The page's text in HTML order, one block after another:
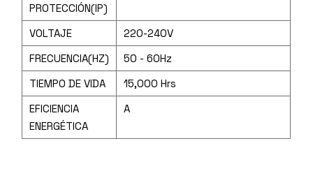
PROTECCIÓN(IP)
VOLTAJE
220-240V
FRECUENCIA(HZ)
50 - 60Hz
TIEMPO DE VIDA
15,000 Hrs
EFICIENCIA
ENERGÉTICA
A